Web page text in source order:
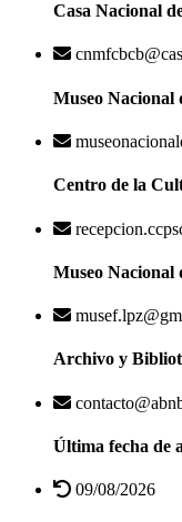
Casa Nacional
Museo Nacional
Centro de la
Museo
Archivo y
Última fecha de
09/08/2026